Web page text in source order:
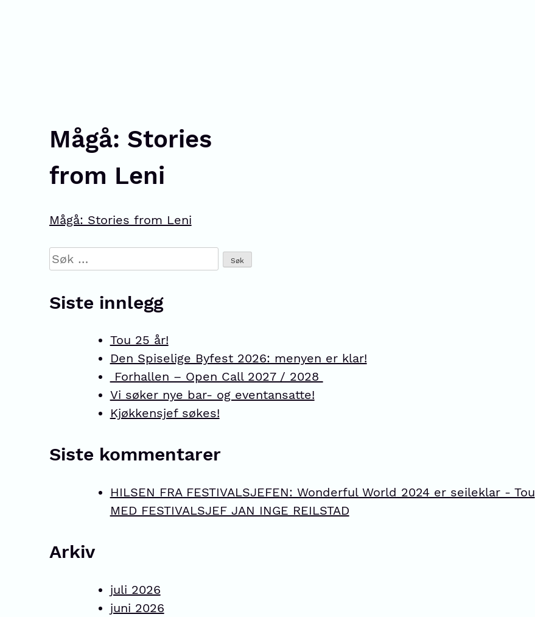
Mågå: Stories
from Leni
Mågå: Stories from Leni
Siste innlegg
Tou 25 år!
Den Spiselige Byfest 2026: menyen er klar!
Forhallen – Open Call 2027 / 2028
Vi søker nye bar- og eventansatte!
Kjøkkensjef søkes!
Siste kommentarer
HILSEN FRA FESTIVALSJEFEN: Wonderful World 2024 er seileklar - Tou
MED FESTIVALSJEF JAN INGE REILSTAD
Arkiv
juli 2026
juni 2026